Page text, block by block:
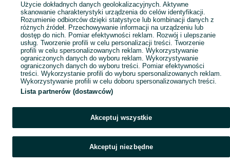
Mapa kategorii
Mapa miejscowości
Mapa ministron
Popularne wyszukiwania
Użycie dokładnych danych geolokalizacyjnych. Aktywne
skanowanie charakterystyki urządzenia do celów identyfikacji.
Rozumienie odbiorców dzięki statystyce lub kombinacji danych z
różnych źródeł. Przechowywanie informacji na urządzeniu lub
dostęp do nich. Pomiar efektywności reklam. Rozwój i ulepszanie
usług. Tworzenie profili w celu personalizacji treści. Tworzenie
profili w celu spersonalizowanych reklam. Wykorzystywanie
ograniczonych danych do wyboru reklam. Wykorzystywanie
ograniczonych danych do wyboru treści. Pomiar efektywności
treści. Wykorzystanie profili do wyboru spersonalizowanych reklam.
Wykorzystywanie profili w celu doboru spersonalizowanych treści.
Lista partnerów (dostawców)
Akceptuj wszystkie
Akceptuj niezbędne